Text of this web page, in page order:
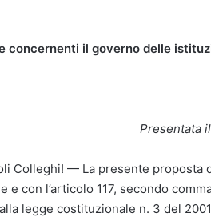
concernenti il governo delle
Presentata
— La presente proposta
e con l’articolo 117, secondo
legge costituzionale n. 3 del